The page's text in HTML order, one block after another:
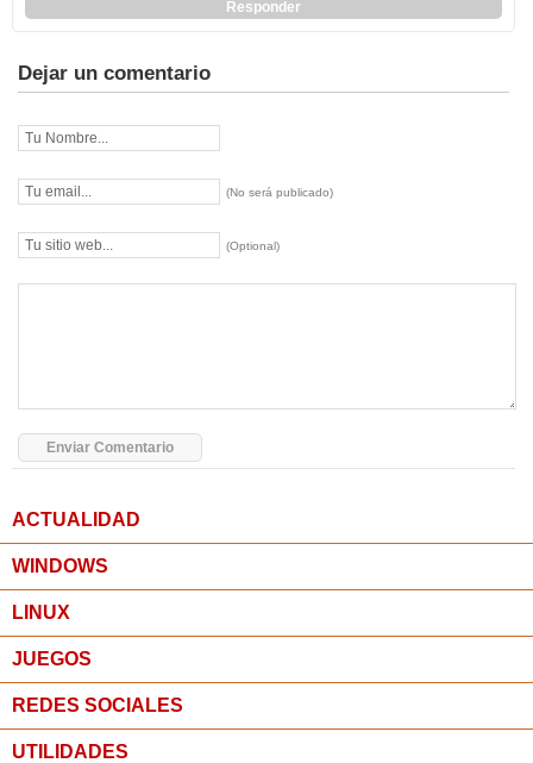
Responder
Dejar un comentario
(No será publicado)
(Optional)
ACTUALIDAD
WINDOWS
LINUX
JUEGOS
REDES SOCIALES
UTILIDADES